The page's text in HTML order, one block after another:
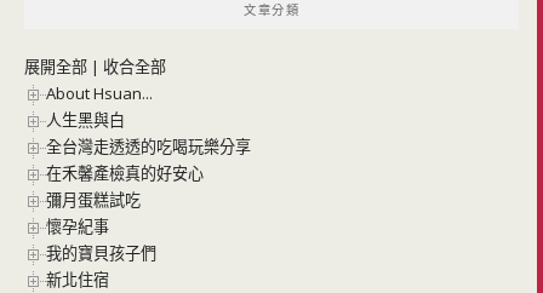
文章分類
展開全部 | 收合全部
About Hsuan...
人生黑與白
全台灣走透透的吃喝玩樂分享
在禾馨產檢真的好安心
彌月蛋糕試吃
懷孕紀事
我的寶貝孩子們
新北住宿